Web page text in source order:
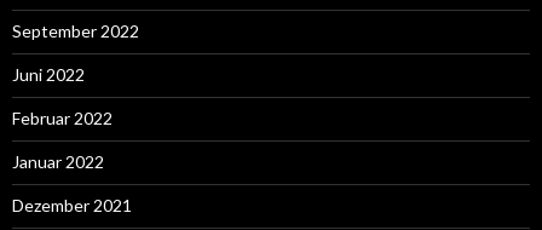
September 2022
Juni 2022
Februar 2022
Januar 2022
Dezember 2021